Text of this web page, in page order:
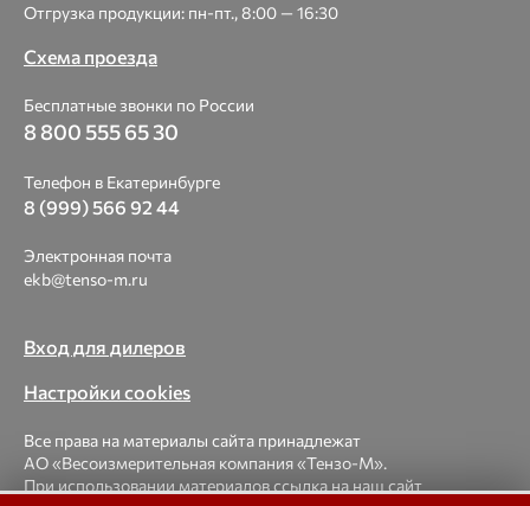
Отгрузка продукции: пн-пт., 8:00 — 16:30
Схема проезда
Бесплатные звонки по России
8 800 555 65 30
Телефон в Екатеринбурге
8 (999) 566 92 44
Электронная почта
ekb@tenso-m.ru
Вход для дилеров
Настройки cookies
Все права на материалы сайта принадлежат
АО «Весоизмерительная компания «Тензо-М».
При использовании материалов ссылка на наш сайт